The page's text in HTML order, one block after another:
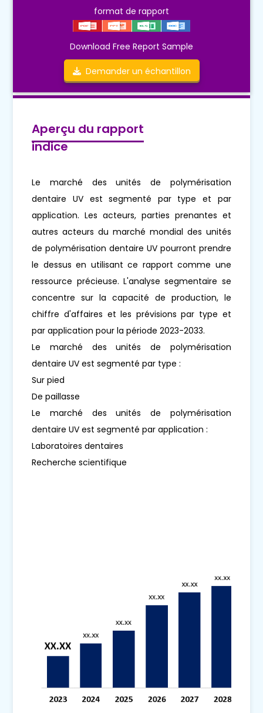
format de rapport
Download Free Report Sample
Demander un échantillon
Aperçu du rapport
indice
Le marché des unités de polymérisation
dentaire UV est segmenté par type et par
application. Les acteurs, parties prenantes et
autres acteurs du marché mondial des unités
de polymérisation dentaire UV pourront prendre
le dessus en utilisant ce rapport comme une
ressource précieuse. L'analyse segmentaire se
concentre sur la capacité de production, le
chiffre d'affaires et les prévisions par type et
par application pour la période 2023-2033.
Le marché des unités de polymérisation
dentaire UV est segmenté par type :
Sur pied
De paillasse
Le marché des unités de polymérisation
dentaire UV est segmenté par application :
Laboratoires dentaires
Recherche scientifique